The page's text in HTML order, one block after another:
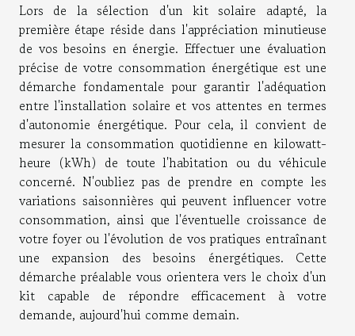
Lors de la sélection d'un kit solaire adapté, la
première étape réside dans l'appréciation minutieuse
de vos besoins en énergie. Effectuer une évaluation
précise de votre consommation énergétique est une
démarche fondamentale pour garantir l'adéquation
entre l'installation solaire et vos attentes en termes
d'autonomie énergétique. Pour cela, il convient de
mesurer la consommation quotidienne en kilowatt-
heure (kWh) de toute l'habitation ou du véhicule
concerné. N'oubliez pas de prendre en compte les
variations saisonnières qui peuvent influencer votre
consommation, ainsi que l'éventuelle croissance de
votre foyer ou l'évolution de vos pratiques entraînant
une expansion des besoins énergétiques. Cette
démarche préalable vous orientera vers le choix d'un
kit capable de répondre efficacement à votre
demande, aujourd'hui comme demain.